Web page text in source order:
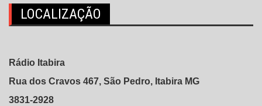
LOCALIZAÇÃO
Rádio Itabira
Rua dos Cravos 467, São Pedro, Itabira MG
3831-2928